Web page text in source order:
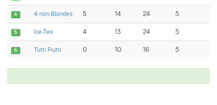
4 4 non Blondes 5 14 24 5
5 Ice-Tee 4 13 24 5
6 Tutti Frutti 0 10 16 5